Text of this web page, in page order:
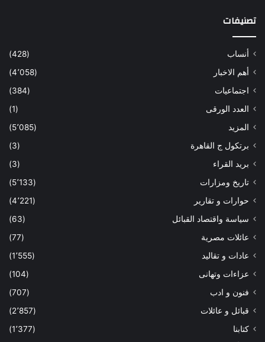
تصنيفات
أنساب
(428)
أهم الاخبار
(4٬058)
اجتماعيات
(384)
العدد الورقى
(1)
المزيد
(5٬085)
برتكول ج القاهرة
(3)
بريد القراء
(3)
تاريخ ومزارات
(5٬133)
حوارات و تقارير
(4٬221)
سياسة واقتصاد القبائل
(63)
عائلات مصرية
(77)
عادات و تقاليد
(1٬555)
عزاءات وتهانى
(104)
فنون و ادب
(707)
قبائل و عائلات
(2٬857)
كتابنا
(1٬377)